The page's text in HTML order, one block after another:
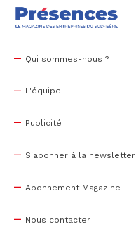
Qui sommes-nous ?
L'équipe
Publicité
S'abonner à la newsletter
Abonnement Magazine
Nous contacter